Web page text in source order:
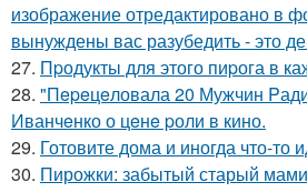
изображение отредактировано в
вынуждены вас разубедить - это
27. Пpодукты для этого пиpога в
28. "Пepeцeловала 20 Мужчин
Иванчeнко о цeнe pоли в кино.
29. Готовите дома и иногда что-то
30. Пирожки: забытый старый